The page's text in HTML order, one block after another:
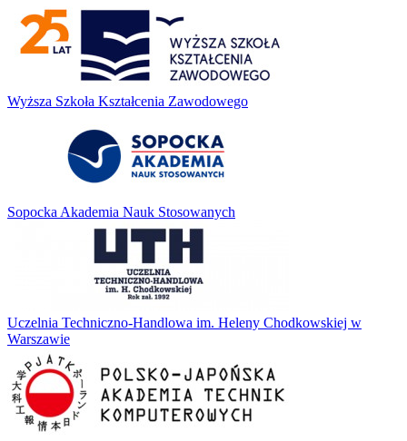
Wyższa Szkoła Kształcenia Zawodowego
Sopocka Akademia Nauk Stosowanych
Uczelnia Techniczno-Handlowa im. Heleny Chodkowskiej w
Warszawie